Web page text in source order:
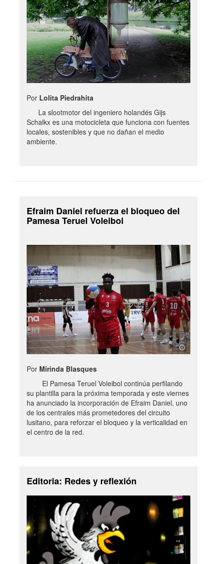
Por Lolita Piedrahita
La slootmotor del ingeniero holandés Gijs
Schalkx es una motocicleta que funciona con fuentes
locales, sostenibles y que no dañan el medio
ambiente.
Efraim Daniel refuerza el bloqueo del
Pamesa Teruel Voleibol
Por Mirinda Blasques
El Pamesa Teruel Voleibol continúa perfilando
su plantilla para la próxima temporada y este viernes
ha anunciado la incorporación de Efraim Daniel, uno
de los centrales más prometedores del circuito
lusitano, para reforzar el bloqueo y la verticalidad en
el centro de la red.
Editoria: Redes y reflexión